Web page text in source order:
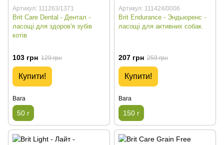
Артикул: 111263/1371
Brit Care Dental - Дентал -
ласощі для здоров'я зубів
котів
103 грн 129 грн
Купити!
Вага
50 г
Артикул: 111424/0006
Brit Endurance - Эндьюренс -
ласощі для активних собак.
207 грн 259 грн
Купити!
Вага
150 г